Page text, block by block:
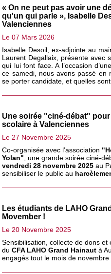
« On ne peut pas avoir une
qu'un qui parle », Isabelle
Valenciennes
Le 07 Mars 2026
Isabelle Desoil, ex-adjointe au
Laurent Degallaix, présente avec
qui lui font face. A l’occasion
ce samedi, nous avons passé en
se porter candidate, et quelles
Une soirée "ciné-débat"
scolaire à Valenciennes
Le 27 Novembre 2025
Co-organisée avec l’association
Yolan" , une grande soirée ciné-
vendredi 28 novembre 2025 au
sensibiliser le public au
Les étudiants de LAHO
Movember !
Le 20 Novembre 2025
Sensibilisation, collecte de dons
duCFA LAHO Grand Hainaut à
engagés tout le mois de